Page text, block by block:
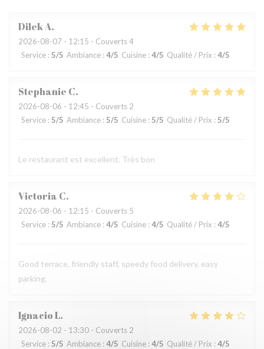
DilekA
2026-08-07 - 12:15 - Couverts 4
Service : 5/5 Ambiance : 4/5 Cuisine : 4/5 Qualité / Prix : 4/5
Stephanie C
2026-08-06 - 12:45 - Couverts 2
Service : 5/5 Ambiance : 5/5 Cuisine : 5/5 Qualité / Prix : 5/5
Le restaurant est excellent. Très bon
Victoria C
2026-08-06 - 12:15 - Couverts 5
Service : 5/5 Ambiance : 4/5 Cuisine : 4/5 Qualité / Prix : 4/5
Good terrace, friendly staff, speedy food delivery, easy
parking.
IgnacioL
2026-08-02 - 13:30 - Couverts 2
Service : 5/5 Ambiance : 4/5 Cuisine : 4/5 Qualité / Prix : 4/5